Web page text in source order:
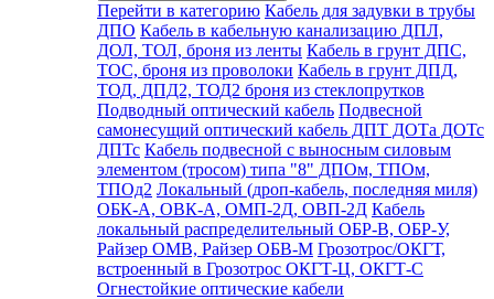
Перейти в категорию Кабель для задувки в трубы
ДПО Кабель в кабельную канализацию ДПЛ,
ДОЛ, ТОЛ, броня из ленты Кабель в грунт ДПС,
ТОС, броня из проволоки Кабель в грунт ДПД,
ТОД, ДПД2, ТОД2 броня из стеклопрутков
Подводный оптический кабель Подвесной
самонесущий оптический кабель ДПТ ДОТа ДОТс
ДПТс Кабель подвесной с выносным силовым
элементом (тросом) типа "8" ДПОм, ТПОм,
ТПОд2 Локальный (дроп-кабель, последняя миля)
ОБК-А, ОВК-А, ОМП-2Д, ОВП-2Д Кабель
локальный распределительный ОБР-В, ОБР-У,
Райзер ОМВ, Райзер ОБВ-М Грозотрос/ОКГТ,
встроенный в Грозотрос ОКГТ-Ц, ОКГТ-С
Огнестойкие оптические кабели